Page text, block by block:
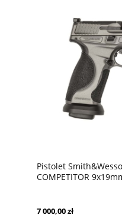
Pistolet
COMPETITOR
7 000,00 zł